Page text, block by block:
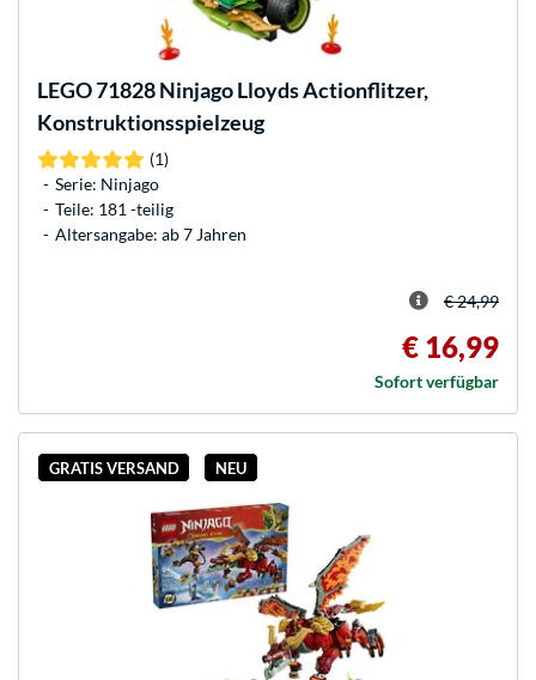
LEGO71828 Ninjago Lloyds Actionflitzer,
Konstruktionsspielzeug
(1)
Serie: Ninjago
Teile: 181 -teilig
Altersangabe: ab 7 Jahren
€ 24,99
€ 16,99
Sofort verfügbar
GRATIS VERSAND NEU